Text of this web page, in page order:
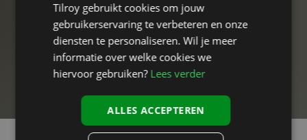
Tilroy gebruikt cookies om jouw
gebruikerservaring te verbeteren en onze
diensten te personaliseren. Wil je meer
informatie over welke cookies we
hiervoor gebruiken? Lees verder
ALLES ACCEPTEREN